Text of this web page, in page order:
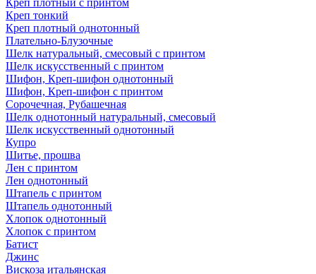
Креп плотный с принтом
Креп тонкий
Креп плотный однотонный
Плательно-Блузочные
Шелк натуральный, смесовый с принтом
Шелк искусственный с принтом
Шифон, Креп-шифон однотонный
Шифон, Креп-шифон с принтом
Сорочечная, Рубашечная
Шелк однотонный натуральный, смесовый
Шелк искусственный однотонный
Купро
Шитье, прошва
Лен с принтом
Лен однотонный
Штапель с принтом
Штапель однотонный
Хлопок однотонный
Хлопок с принтом
Батист
Джинс
Вискоза итальянская